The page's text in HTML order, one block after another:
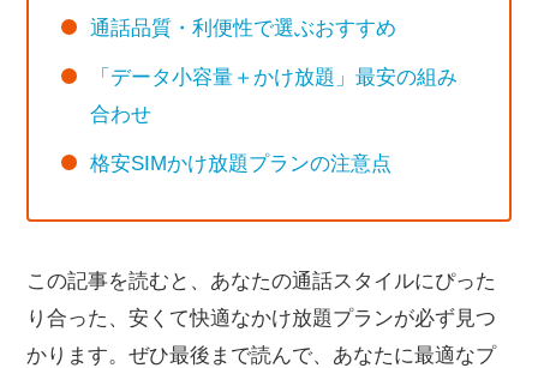
通話品質・利便性で選ぶおすすめ
「データ小容量＋かけ放題」最安の組み
合わせ
格安SIMかけ放題プランの注意点
この記事を読むと、あなたの通話スタイルにぴった
り合った、安くて快適なかけ放題プランが必ず見つ
かります。ぜひ最後まで読んで、あなたに最適なプ